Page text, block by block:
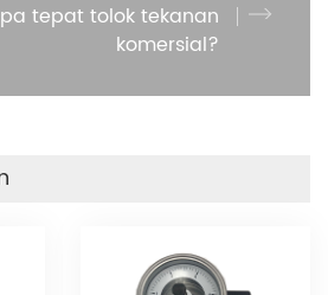
tepat tolok tekanan
komersial?